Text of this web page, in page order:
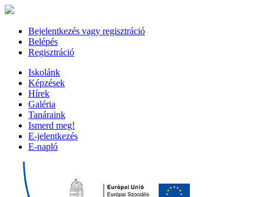
Bejelentkezés vagy regisztráció
Belépés
Regisztráció
Iskolánk
Képzések
Hírek
Galéria
Tanáraink
Ismerd meg!
E-jelentkezés
E-napló